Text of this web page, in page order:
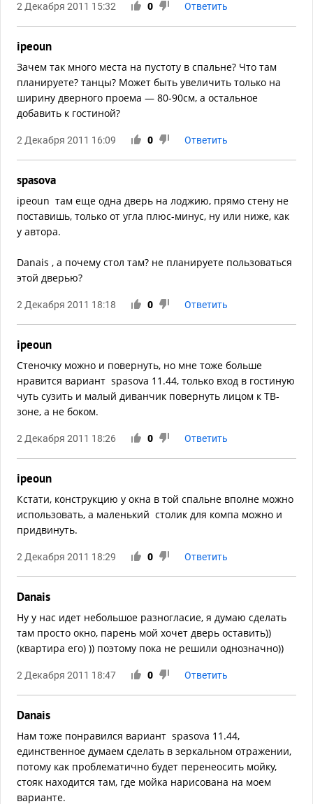
2 Декабря 2011 15:32 0 Ответить
ipeoun
Зачем так много места на пустоту в спальне? Что там
планируете? танцы? Может быть увеличить только на
ширину дверного проема — 80-90см, а остальное
добавить к гостиной?
2 Декабря 2011 16:09 0 Ответить
spasova
ipeoun там еще одна дверь на лоджию, прямо стену не
поставишь, только от угла плюс-минус, ну или ниже, как
у автора.
Danais , а почему стол там? не планируете пользоваться
этой дверью?
2 Декабря 2011 18:18 0 Ответить
ipeoun
Стеночку можно и повернуть, но мне тоже больше
нравится вариант spasova 11.44, только вход в гостиную
чуть сузить и малый диванчик повернуть лицом к ТВ-
зоне, а не боком.
2 Декабря 2011 18:26 0 Ответить
ipeoun
Кстати, конструкцию у окна в той спальне вполне можно
использовать, а маленький столик для компа можно и
придвинуть.
2 Декабря 2011 18:29 0 Ответить
Danais
Ну у нас идет небольшое разногласие, я думаю сделать
там просто окно, парень мой хочет дверь оставить))
(квартира его) )) поэтому пока не решили однозначно))
2 Декабря 2011 18:47 0 Ответить
Danais
Нам тоже понравился вариант spasova 11.44,
единственное думаем сделать в зеркальном отражении,
потому как проблематично будет перенеосить мойку,
стояк находится там, где мойка нарисована на моем
варианте.